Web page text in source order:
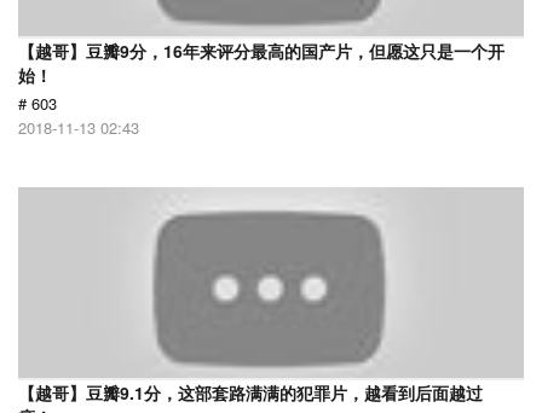
【越哥】豆瓣9分，16年来评分最高的国产片，但愿这只是一个开
始！
# 603
2018-11-13 02:43
【越哥】豆瓣9.1分，这部套路满满的犯罪片，越看到后面越过